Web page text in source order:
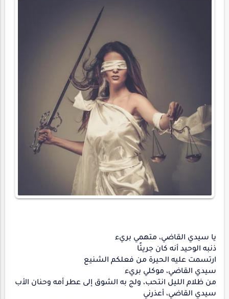
يا سيدي القاضي، متهمي بريء
ذنبه الوحيد أنه كان جريئًا
ارتسمت عليه الحيرة من فعلكم الشنيع
سيدي القاضي، موكلي بريء
من ظلام الليل انتحب، ولج به الشوق إلى عطر أمه وحنان الأب
سيدي القاضي، أعذرني